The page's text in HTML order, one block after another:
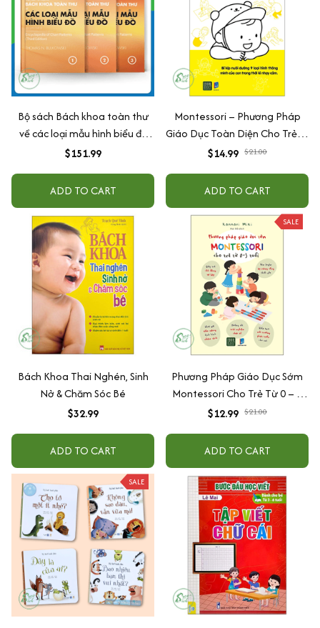
Bộ sách Bách khoa toàn thư
về các loại mẫu hình biểu đồ
(Gồm 3 cuốn) - Happy Live
$151.99
ADD TO CART
Montessori – Phương Pháp
Giáo Dục Toàn Diện Cho Trẻ 0-
6 Tuổi
$14.99 $21.00
ADD TO CART
Bách Khoa Thai Nghén, Sinh
Nở & Chăm Sóc Bé
$32.99
ADD TO CART
SALE
Phương Pháp Giáo Dục Sớm
Montessori Cho Trẻ Từ 0 – 3
Tuổi
$12.99 $21.00
ADD TO CART
SALE